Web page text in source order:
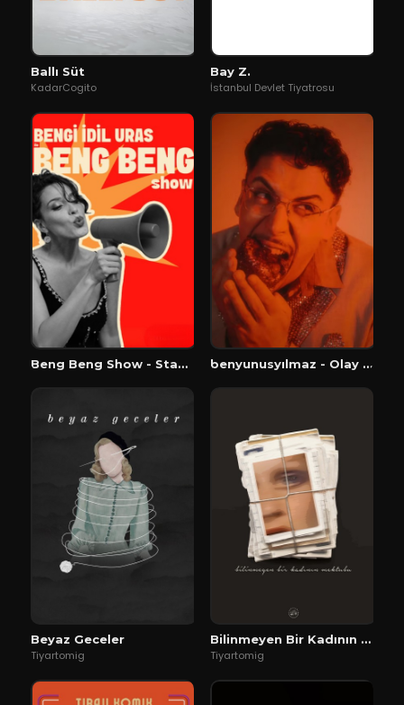
Ballı Süt
KadarCogito
Bay Z.
İstanbul Devlet Tiyatrosu
Beng Beng Show - Stand Up benyunusyılmaz - Olay Yeri İnceleme Stand Up
Beyaz Geceler
Tiyartomig
Bilinmeyen Bir Kadının Mektubu
Tiyartomig